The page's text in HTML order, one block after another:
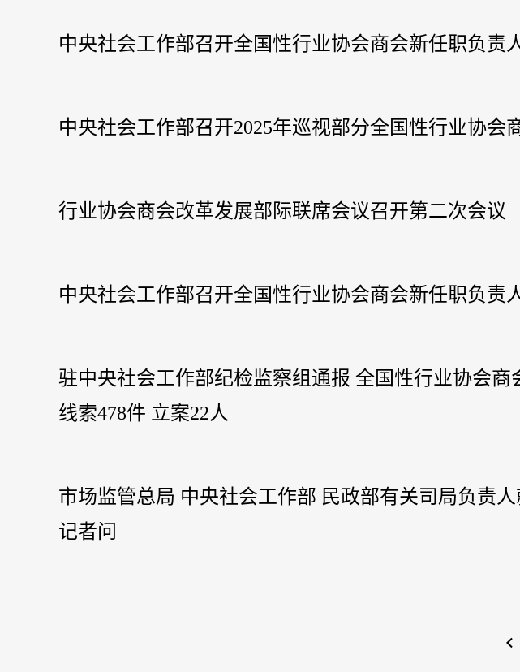
中央社会工作部召开全国性行业协会商会新任职负责
中央社会工作部召开2025年巡视部分全国性行业协会
行业协会商会改革发展部际联席会议召开第二次会议
中央社会工作部召开全国性行业协会商会新任职负责
驻中央社会工作部纪检监察组通报 全国性行业协会
线索478件 立案22人
市场监管总局 中央社会工作部 民政部有关司局负责
记者问